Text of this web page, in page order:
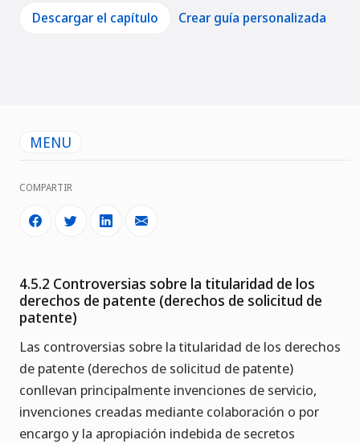
Descargar el capítulo Crear guía personalizada
MENU
COMPARTIR
4.5.2 Controversias sobre la titularidad de los
derechos de patente (derechos de solicitud de
patente)
Las controversias sobre la titularidad de los derechos
de patente (derechos de solicitud de patente)
conllevan principalmente invenciones de servicio,
invenciones creadas mediante colaboración o por
encargo y la apropiación indebida de secretos